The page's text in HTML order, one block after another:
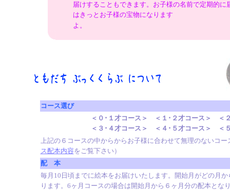
届けすることもできます。お子様の名前で定期的に
はきっとお子様の宝物になります
よ。
コース選び
＜０･１才コース＞ ＜１･２才コース＞ ＜
＜３･４才コース＞ ＜４･５才コース＞ ＜
上記の６コースの中からからお子様に合わせて無理のないコ
ス配本内容をご覧下さい）
配 本
毎月10日頃までに絵本をお届けいたします。開始月がどの月
ります。6ヶ月コースの場合は開始月から６ヶ月分の配本とな